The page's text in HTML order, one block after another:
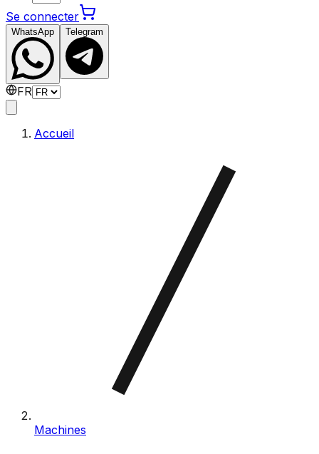
Se connecter
WhatsApp Telegram
FR
Accueil
Machines